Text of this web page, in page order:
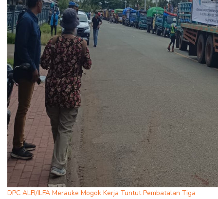
DPC ALFI/ILFA Merauke Mogok Kerja Tuntut Pembatalan Tiga